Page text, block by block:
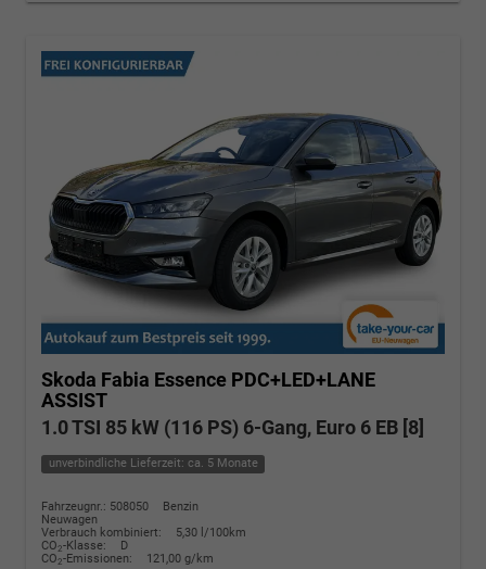
Skoda Fabia Essence PDC+LED+LANE
ASSIST
1.0 TSI 85 kW (116 PS) 6-Gang, Euro 6 EB [8]
unverbindliche Lieferzeit: ca. 5 Monate
Fahrzeugnr.: 508050
Benzin
Neuwagen
Verbrauch kombiniert:
5,30 l/100km
CO2-Klasse:
D
CO2-Emissionen: 121,00 g/km